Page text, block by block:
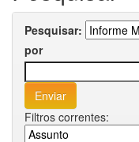
Pesquisar:
por
Filtros correntes: